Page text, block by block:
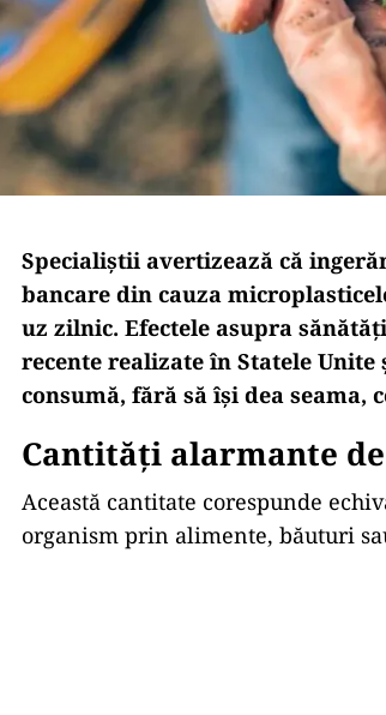
Specialiștii avertizează că
bancare din cauza
uz zilnic. Efectele asupra
recente realizate în Statele
consumă, fără să își dea seama,
Cantități alarmante
Această cantitate corespunde
organism prin alimente, băuturi